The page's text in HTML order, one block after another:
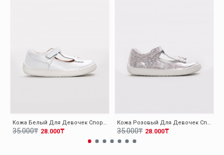
Кожа Белый Для Девочек Спортивная Обувь 006XA1040
28.000₸
35.000₸
Кожа Розовый Для Девочек Спортивная Обувь 006XA1040
28.000₸
35.000₸